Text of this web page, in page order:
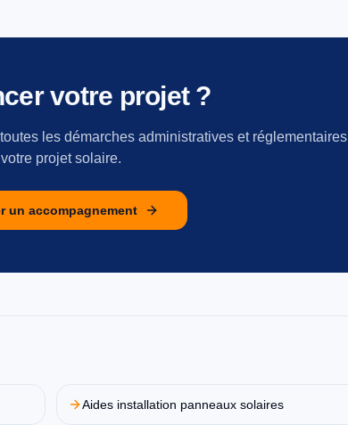
votre projet ?
les démarches administratives et réglementaires
projet solaire.
un accompagnement
Aides installation panneaux solaires